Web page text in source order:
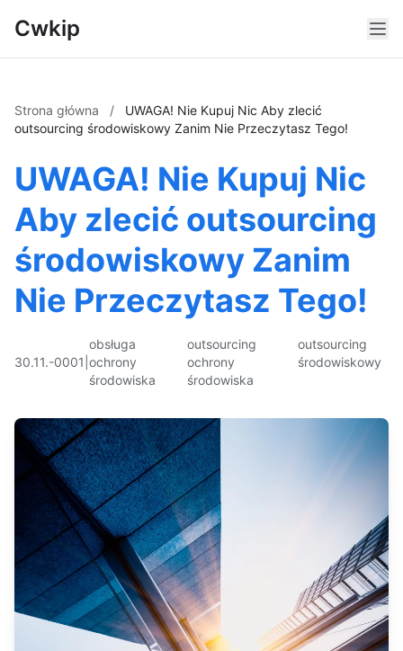
Cwkip
Strona główna /
UWAGA! Nie Kupuj Nic Aby zlecić
outsourcing środowiskowy Zanim Nie Przeczytasz Tego!
UWAGA! Nie Kupuj Nic
Aby zlecić outsourcing
środowiskowy Zanim
Nie Przeczytasz Tego!
30.11.-0001
obsługa
ochrony
środowiska
outsourcing
ochrony
środowiska
outsourcing
środowiskowy